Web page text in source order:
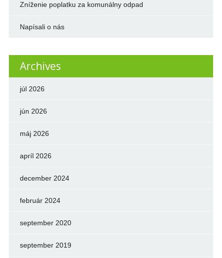
Zníženie poplatku za komunálny odpad
Napísali o nás
Archives
júl 2026
jún 2026
máj 2026
apríl 2026
december 2024
február 2024
september 2020
september 2019